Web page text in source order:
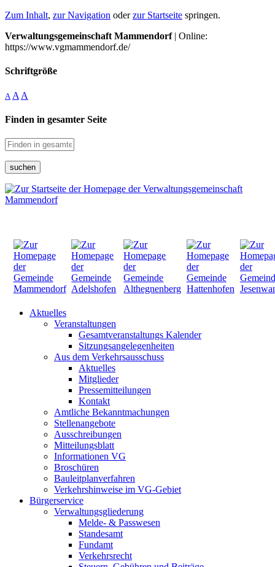
Zum Inhalt, zur Navigation oderzur Startseite springen.
Verwaltungsgemeinschaft Mammendorf| Online:
https://www.vgmammendorf.de/
Schriftgröße
A A A
Finden in gesamter Seite
suchen
Aktuelles
Veranstaltungen
Gesamtveranstaltungs Kalender
Sitzungsangelegenheiten
Aus dem Verkehrsausschuss
Aktuelles
Mitglieder
Pressemitteilungen
Kontakt
Amtliche Bekanntmachungen
Stellenangebote
Ausschreibungen
Mitteilungsblatt
Informationen VG
Broschüren
Bauleitplanverfahren
Verkehrshinweise im VG-Gebiet
Bürgerservice
Verwaltungsgliederung
Melde- & Passwesen
Standesamt
Fundamt
Verkehrsrecht